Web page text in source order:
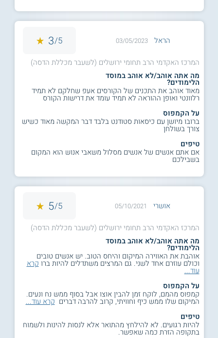
הראל 03/05/2023
5/
3
המרכז האקדמי הרב תחומי ירושלים (לשעבר מכללת הדסה)
מה אתה אוהב/לא אוהב במוסד
הלימודים?
מאוד אוהב את התכנים של הקורסים אעפ שחלקם לא תמיד
רלוונטי ואופן ההוראה לא תמיד עומד את דרישות הקורס
על הקמפוס
ברובו מיושן עם כיסאות סטודנט בלבד דבר המקשה מאוד כשיש
צורך בשולחן
טיפים
אם אתם אנשים של אנשים מסלול משאבי אנוש הוא המקום
בשבילכם
אושרי 05/10/2021
5/
5
המרכז האקדמי הרב תחומי ירושלים (לשעבר מכללת הדסה)
מה אתה אוהב/לא אוהב במוסד
הלימודים?
אוהבת את האווירה המיקום והיחס הטוב. יש אנשים טובים
וכולם עוזרם אחד לשני. גם המרצים משתדלים להיות ברו קרא
עוד...
על הקמפוס
קמפוס מהמם, לוקח זמן להבין אוצו אבל בסוף ממש נח ונעים.
המיקום שלו ממש כיף וחוויתי, קרוב להרבה דברים קרא עוד...
טיפים
להיות רגועים. לא להילחץ מהתואר אלא לנסות להינות ולשמוח
בתקופה הזרת כמה שאפשר.